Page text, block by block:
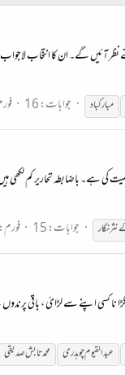
نظر آئیں گے۔ ان کا
مبارکباد جوابات: 16
ہے۔ باضابطہ تحاریر کم لکھی
نگار جوابات: 15 فورم:
کسی اپنے سے لڑائ ، باقی
عبدالقیومچوہدری محمد تابش صدیقی